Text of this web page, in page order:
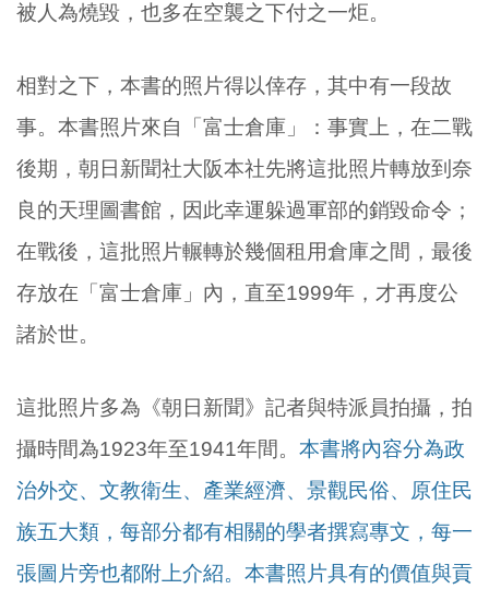
被人為燒毀，也多在空襲之下付之一炬。
相對之下，本書的照片得以倖存，其中有一段故
事。本書照片來自「富士倉庫」：事實上，在二戰
後期，朝日新聞社大阪本社先將這批照片轉放到奈
良的天理圖書館，因此幸運躲過軍部的銷毀命令；
在戰後，這批照片輾轉於幾個租用倉庫之間，最後
存放在「富士倉庫」內，直至1999年，才再度公
諸於世。
這批照片多為《朝日新聞》記者與特派員拍攝，拍
攝時間為1923年至1941年間。 本書將內容分為政
治外交、文教衛生、產業經濟、景觀民俗、原住民
族五大類，每部分都有相關的學者撰寫專文，每一
張圖片旁也都附上介紹。本書照片具有的價值與貢